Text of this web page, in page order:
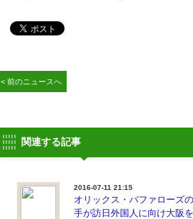
< 前のニュースへ
関連する記事
2016-07-11 21:15
オリックス・バファローズ
手が訪日外国人に向け大阪